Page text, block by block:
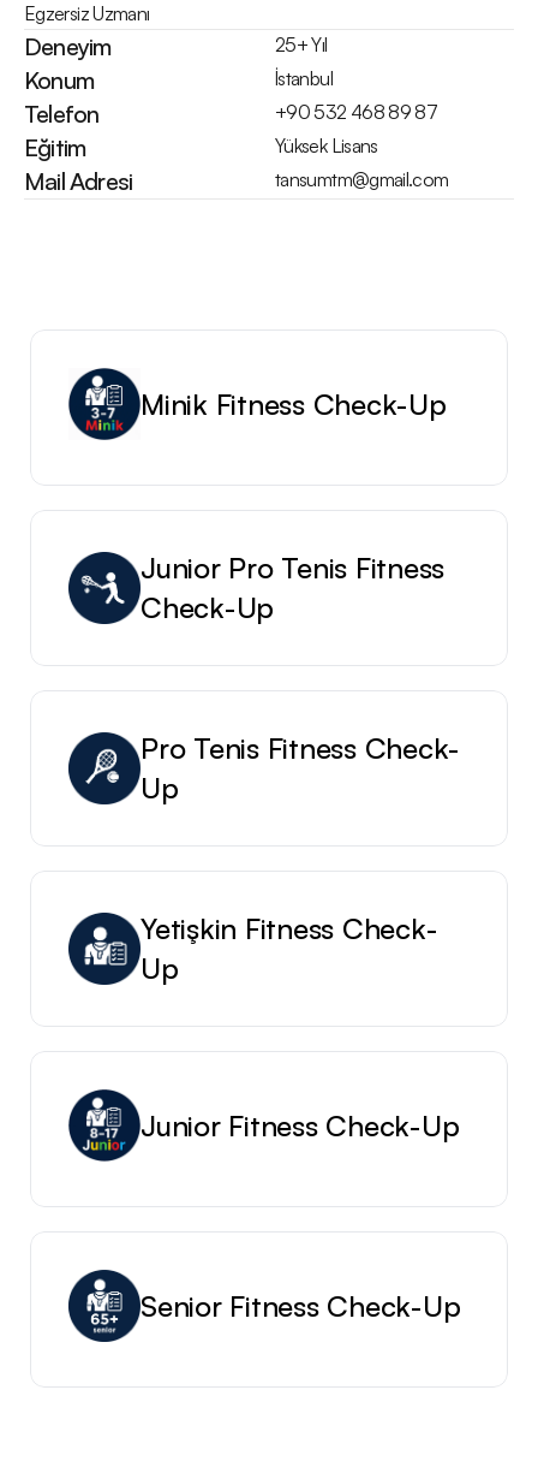
Egzersiz Uzmanı
Deneyim 25+ Yıl
Konum İstanbul
Telefon +90 532 468 89 87
Eğitim Yüksek Lisans
Mail Adresi tansumtm@gmail.com
EğitmeninHizmetler
Minik Fitness Check-Up
Junior Pro Tenis Fitness
Check-Up
Pro Tenis Fitness Check-
Up
Yetişkin Fitness Check-
Up
Junior Fitness Check-Up
Senior Fitness Check-Up